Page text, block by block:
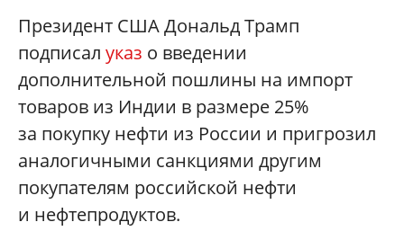
Президент США Дональд Трамп
подписал указ о введении
дополнительной пошлины на импорт
товаров из Индии в размере 25%
за покупку нефти из России и пригрозил
аналогичными санкциями другим
покупателям российской нефти
и нефтепродуктов.